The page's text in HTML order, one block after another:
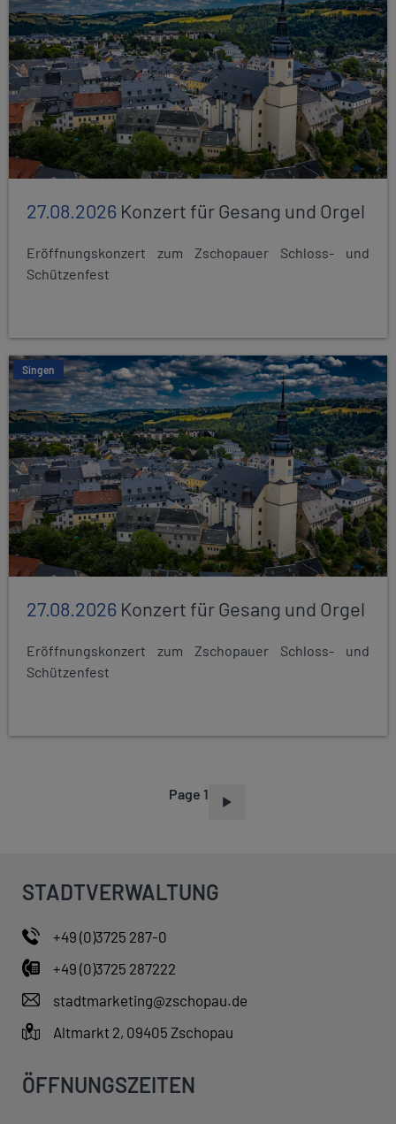
27.08.2026 Konzert für Gesang und Orgel
Eröffnungskonzert zum Zschopauer Schloss- und
Schützenfest
Singen
27.08.2026 Konzert für Gesang und Orgel
Eröffnungskonzert zum Zschopauer Schloss- und
Schützenfest
Page 1
STADTVERWALTUNG
+49 (0)3725 287-0
+49 (0)3725 287222
stadtmarketing@zschopau.de
Altmarkt 2, 09405 Zschopau
ÖFFNUNGSZEITEN